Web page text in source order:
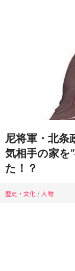
尼将軍・北条
気相手の家を
た！？
歴史・文化 / 人物